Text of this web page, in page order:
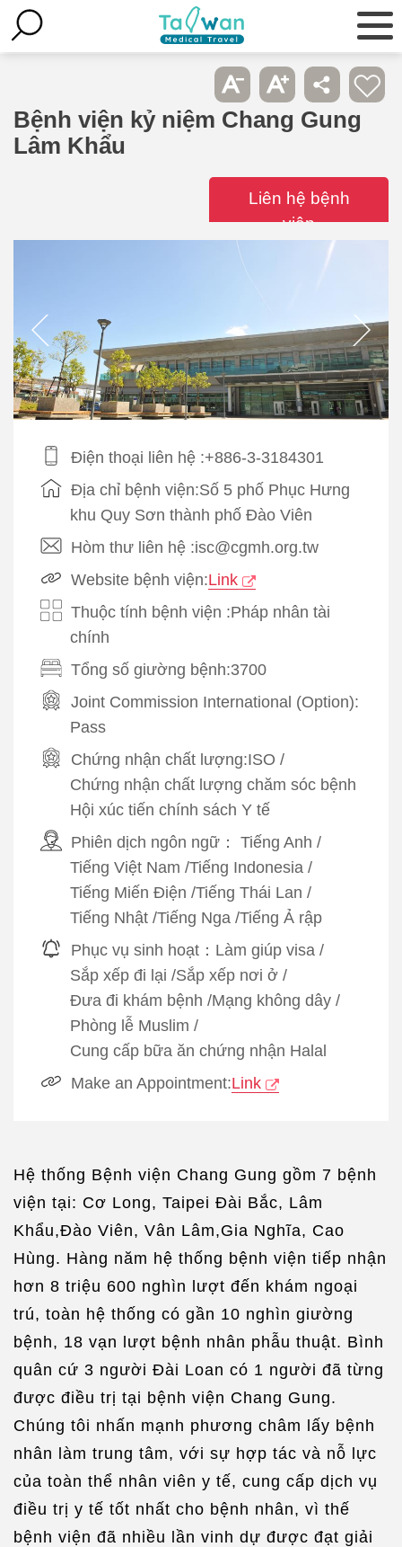
Bệnh viện kỷ niệm Chang Gung
Lâm Khẩu
Liên hệ bệnh
viện
Điện thoại liên hệ :+886-3-3184301
Địa chỉ bệnh viện:Số 5 phố Phục Hưng
khu Quy Sơn thành phố Đào Viên
Hòm thư liên hệ :isc@cgmh.org.tw
Website bệnh viện:Link
Thuộc tính bệnh viện :Pháp nhân tài
chính
Tổng số giường bệnh:3700
Joint Commission International (Option):
Pass
Chứng nhận chất lượng:ISO /
Chứng nhận chất lượng chăm sóc bệnh
Hội xúc tiến chính sách Y tế
Phiên dịch ngôn ngữ： Tiếng Anh /
Tiếng Việt Nam /Tiếng Indonesia /
Tiếng Miến Điện /Tiếng Thái Lan /
Tiếng Nhật /Tiếng Nga /Tiếng Ả rập
Phục vụ sinh hoạt： Làm giúp visa /
Sắp xếp đi lại /Sắp xếp nơi ở /
Đưa đi khám bệnh /Mạng không dây /
Phòng lễ Muslim /
Cung cấp bữa ăn chứng nhận Halal
Make an Appointment:Link
Hệ thống Bệnh viện Chang Gung gồm 7 bệnh
viện tại: Cơ Long, Taipei Đài Bắc, Lâm
Khẩu,Đào Viên, Vân Lâm,Gia Nghĩa, Cao
Hùng. Hàng năm hệ thống bệnh viện tiếp nhận
hơn 8 triệu 600 nghìn lượt đến khám ngoại
trú, toàn hệ thống có gần 10 nghìn giường
bệnh, 18 vạn lượt bệnh nhân phẫu thuật. Bình
quân cứ 3 người Đài Loan có 1 người đã từng
được điều trị tại bệnh viện Chang Gung.
Chúng tôi nhấn mạnh phương châm lấy bệnh
nhân làm trung tâm, với sự hợp tác và nỗ lực
của toàn thể nhân viên y tế, cung cấp dịch vụ
điều trị y tế tốt nhất cho bệnh nhân, vì thế
bệnh viện đã nhiều lần vinh dự được đạt giải